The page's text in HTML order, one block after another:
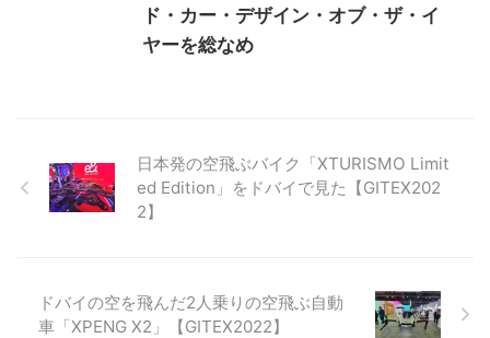
ド・カー・デザイン・オブ・ザ・イ
ヤーを総なめ
日本発の空飛ぶバイク「XTURISMO Limit
ed Edition」をドバイで見た【GITEX202
2】
ドバイの空を飛んだ2人乗りの空飛ぶ自動
車「XPENG X2」【GITEX2022】